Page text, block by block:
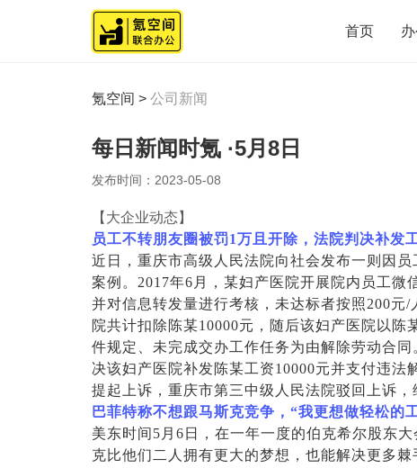
首页
氪空间 > 公司新闻
每日新闻时氪 ·5月8日
发布时间： 2023-05-08
【大企业动态】
员工不转朋友圈被罚1万且开除，法院判决补发
近日，重庆市高级人民法院向社会发布一则因
案例。2017年6月，某妇产医院开展院内员工微
并对信息转发量进行考核，未达标者按照200元
院共计扣除陈某10000元，随后该妇产医院以
件规定、未完成交办工作任务为由解除劳动合
决该妇产医院补发陈某工资10000元并支付违
提起上诉，重庆市第三中级人民法院驳回上诉，
巴菲特称不想跟马斯克竞争，“我更想做轻松的
美东时间5月6日，在一年一度的伯克希尔股东
克比他们二人拥有更大的梦想，也能解决更多